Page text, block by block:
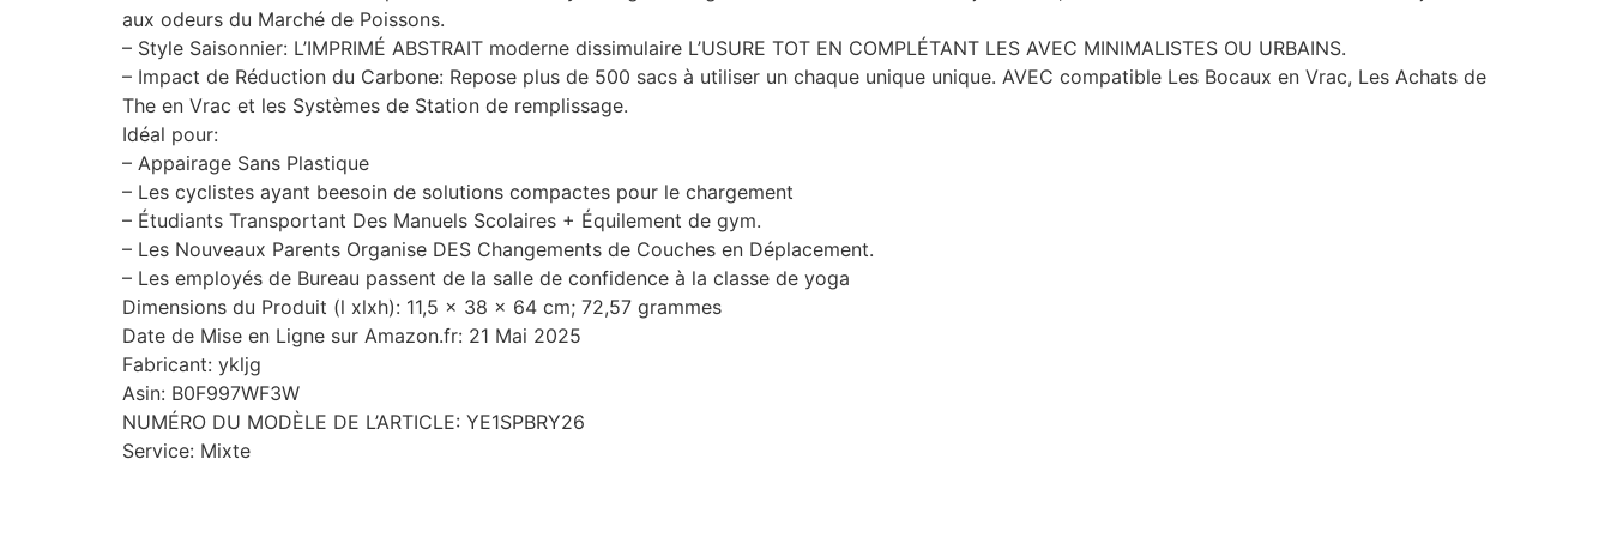
aux odeurs du Marché de Poissons.
– Style Saisonnier: L’IMPRIMÉ ABSTRAIT moderne dissimulaire L’USURE TOT EN COMPLÉTANT LES AVEC MINIMALISTES OU URBAINS.
– Impact de Réduction du Carbone: Repose plus de 500 sacs à utiliser un chaque unique unique. AVEC compatible Les Bocaux en Vrac, Les Achats de
The en Vrac et les Systèmes de Station de remplissage.
Idéal pour:
– Appairage Sans Plastique
– Les cyclistes ayant beesoin de solutions compactes pour le chargement
– Étudiants Transportant Des Manuels Scolaires + Équilement de gym.
– Les Nouveaux Parents Organise DES Changements de Couches en Déplacement.
– Les employés de Bureau passent de la salle de confidence à la classe de yoga
Dimensions du Produit (l xlxh): 11,5 x 38 x 64 cm; 72,57 grammes
Date de Mise en Ligne sur Amazon.fr: 21 Mai 2025
Fabricant: ykljg
Asin: B0F997WF3W
NUMÉRO DU MODÈLE DE L’ARTICLE: YE1SPBRY26
Service: Mixte